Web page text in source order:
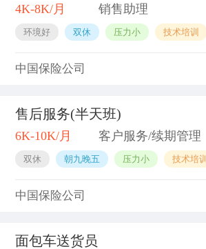
4K-8K/月 销售助理
环境好 双休 压力小 技术培训
中国保险公司
售后服务(半天班)
6K-10K/月 客户服务/续期管理
双休 朝九晚五 压力小 技术培训
中国保险公司
面包车送货员